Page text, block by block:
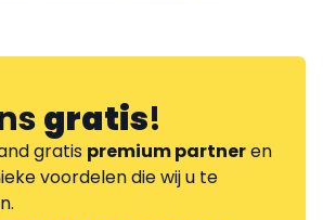
gratis!
gratis premium partneren
voordelen die wij u te